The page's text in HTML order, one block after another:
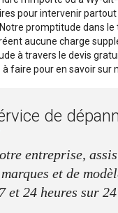
pour intervenir
promptitude dans
aucune charge
à travers le devis
faire pour en savoir sur
de
entreprise,
et de
et 24 heures sur